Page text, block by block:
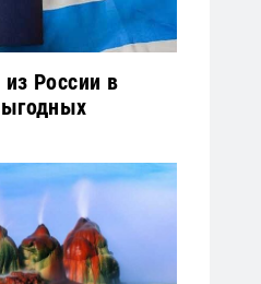
России в